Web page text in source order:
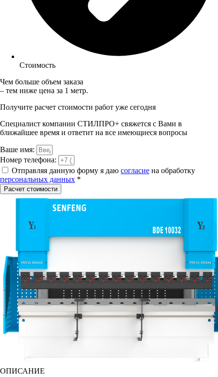
Стоимость
Чем больше объем заказа
– тем ниже цена за 1 метр.
Получите расчет стоимости работ уже сегодня
Специалист компании СТИЛПРО+ свяжется с Вами в
ближайшее время и ответит на все имеющиеся вопросы
Ваше имя:
Номер телефона:
Отправляя данную форму я даю согласие на обработку
персональных данных *
Расчет стоимости
ОПИСАНИЕ